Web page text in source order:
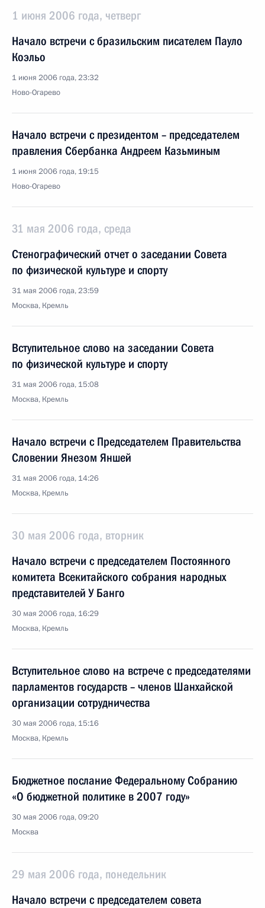
1 июня 2006 года, четверг
Начало встречи с бразильским писателем Пауло
Коэльо
1 июня 2006 года, 23:32
Ново-Огарево
Начало встречи с президентом – председателем
правления Сбербанка Андреем Казьминым
1 июня 2006 года, 19:15
Ново-Огарево
31 мая 2006 года, среда
Стенографический отчет о заседании Совета
по физической культуре и спорту
31 мая 2006 года, 23:59
Москва, Кремль
Вступительное слово на заседании Совета
по физической культуре и спорту
31 мая 2006 года, 15:08
Москва, Кремль
Начало встречи с Председателем Правительства
Словении Янезом Яншей
31 мая 2006 года, 14:26
Москва, Кремль
30 мая 2006 года, вторник
Начало встречи с председателем Постоянного
комитета Всекитайского собрания народных
представителей У Банго
30 мая 2006 года, 16:29
Москва, Кремль
Вступительное слово на встрече с председателями
парламентов государств – членов Шанхайской
организации сотрудничества
30 мая 2006 года, 15:16
Москва, Кремль
Бюджетное послание Федеральному Собранию
«О бюджетной политике в 2007 году»
30 мая 2006 года, 09:20
Москва
29 мая 2006 года, понедельник
Начало встречи с председателем совета